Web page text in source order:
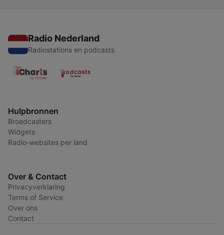
Radio Nederland
Radiostations en podcasts
Hulpbronnen
Broadcasters
Widgets
Radio-websites per land
Over & Contact
Privacyverklaring
Terms of Service
Over ons
Contact